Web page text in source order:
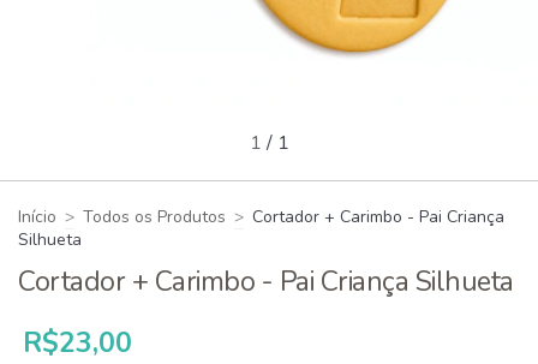
1 / 1
Início > Todos os Produtos > Cortador + Carimbo - Pai Criança
Silhueta
Cortador + Carimbo - Pai Criança Silhueta
R$23,00